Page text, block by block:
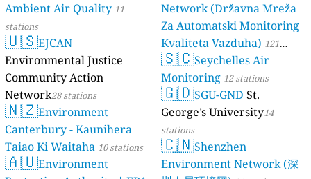
Ambient Air Quality 11
stations
🇺🇸EJCAN
Environmental Justice
Community Action
Network28 stations
🇳🇿Environment
Canterbury - Kaunihera
Taiao Ki Waitaha 10 stations
🇦🇺Environment
Network (Državna Mreža
Za Automatski Monitoring
Kvaliteta Vazduha) 121
stations
🇸🇨Seychelles Air
Monitoring 12 stations
🇬🇩SGU-GND St.
George’s University14
stations
🇨🇳Shenzhen
Environment Network (深